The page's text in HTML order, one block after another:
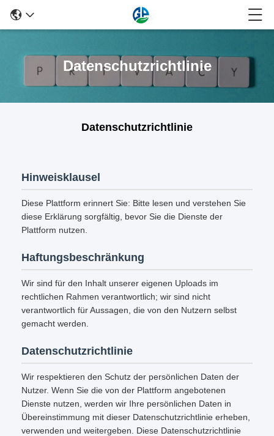
Datenschutzrichtlinie
Datenschutzrichtlinie
Hinweisklausel
Diese Plattform erinnert Sie: Bitte lesen und verstehen Sie
diese Erklärung sorgfältig, bevor Sie die Dienste der
Plattform nutzen.
Haftungsbeschränkung
Wir sind für den Inhalt unserer eigenen Uploads im
rechtlichen Rahmen verantwortlich; wir sind nicht
verantwortlich für Aussagen, die von den Nutzern selbst
gemacht werden.
Datenschutzrichtlinie
Wir respektieren den Schutz der persönlichen Daten der
Nutzer. Wenn Sie die von der Plattform angebotenen
Dienste nutzen, werden wir Ihre persönlichen Daten in
Übereinstimmung mit dieser Datenschutzrichtlinie erheben,
verwenden und weitergeben. Diese Datenschutzrichtlinie